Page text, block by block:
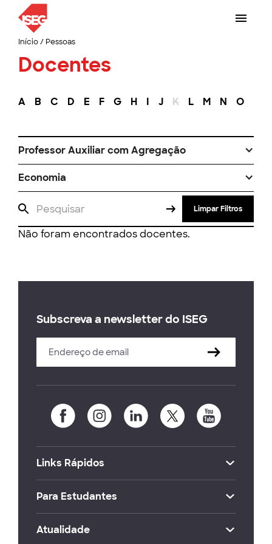
Início/ Pessoas
Docentes
A B C D E F G H I J K L M N O
Professor Auxiliar com Agregação
Economia
Limpar Filtros
Não foram encontrados docentes.
Subscreva a newsletter do ISEG
Links Rápidos
Para Estudantes
Atualidade